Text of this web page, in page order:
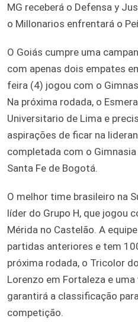
MG receberá o Defensa y
o Millonarios enfrentará o
O Goiás cumpre uma
com apenas dois empates
feira (4) jogou com o
Na próxima rodada, o
Universitario de Lima e
aspirações de ficar na
completada com o
Santa Fe de Bogotá.
O melhor time brasileiro na
líder do Grupo H, que jogou
Mérida no Castelão. A
partidas anteriores e tem
próxima rodada, o Tricolor
Lorenzo em Fortaleza e
garantirá a classificação
competição.